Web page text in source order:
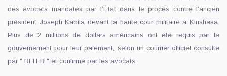
des avocats mandatés par l’État dans le procès contre l’ancien
président Joseph Kabila devant la haute cour militaire à Kinshasa.
Plus de 2 millions de dollars américains ont été requis par le
gouvernement pour leur paiement, selon un courrier officiel consulté
par " RFI.FR " et confirmé par les avocats.